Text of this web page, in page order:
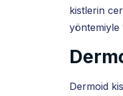
kistlerin
yöntemiyle
Dermoid